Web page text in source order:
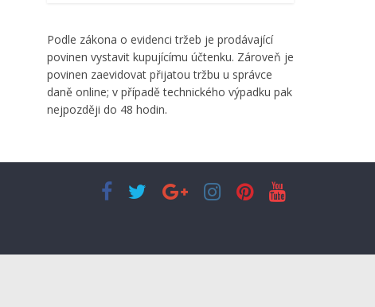
Podle zákona o evidenci tržeb je prodávající
povinen vystavit kupujícímu účtenku. Zároveň je
povinen zaevidovat přijatou tržbu u správce
daně online; v případě technického výpadku pak
nejpozději do 48 hodin.